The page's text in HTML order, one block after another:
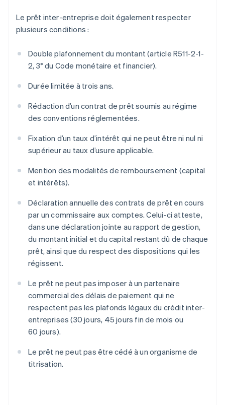
Le prêt inter-entreprise doit également respecter
plusieurs conditions :
Double plafonnement du montant (article R511-2-1-
2, 3° du Code monétaire et financier).
Durée limitée à trois ans.
Rédaction d’un contrat de prêt soumis au régime
des conventions réglementées.
Fixation d’un taux d’intérêt qui ne peut être ni nul ni
supérieur au taux d’usure applicable.
Mention des modalités de remboursement (capital
et intérêts).
Déclaration annuelle des contrats de prêt en cours
par un commissaire aux comptes. Celui-ci atteste,
dans une déclaration jointe au rapport de gestion,
du montant initial et du capital restant dû de chaque
prêt, ainsi que du respect des dispositions qui les
régissent.
Le prêt ne peut pas imposer à un partenaire
commercial des délais de paiement qui ne
respectent pas les plafonds légaux du crédit inter-
entreprises (30 jours, 45 jours fin de mois ou
60 jours).
Le prêt ne peut pas être cédé à un organisme de
titrisation.